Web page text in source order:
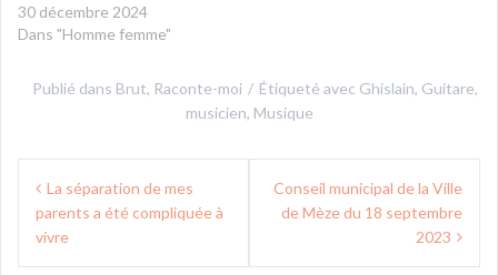
30 décembre 2024
Dans "Homme femme"
Publié dans Brut, Raconte-moi Étiqueté avec Ghislain, Guitare,
musicien, Musique
Navigation
de
l’article
La séparation de mes
parents a été compliquée à
vivre
Conseil municipal de la Ville
de Mèze du 18 septembre
2023